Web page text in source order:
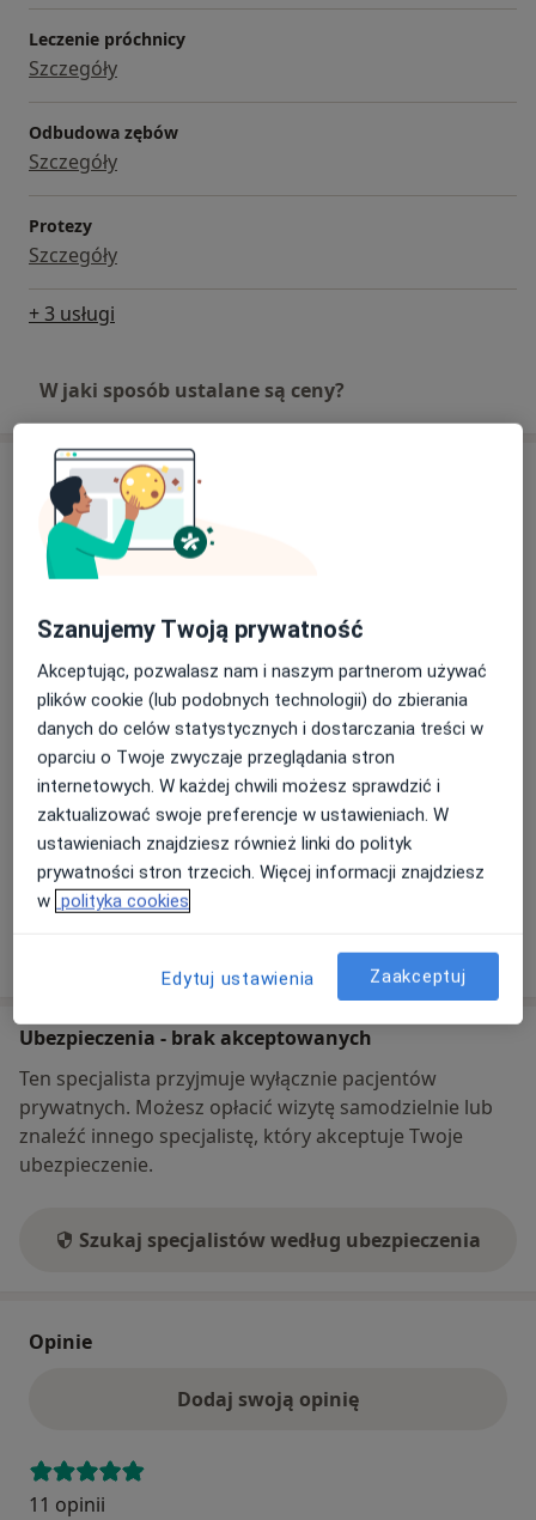
Leczenie próchnicy
Szczegóły
Odbudowa zębów
Szczegóły
Protezy
Szczegóły
+ 3 usługi
W jaki sposób ustalane są ceny?
Adresy (4)
Adres 1 Adres 2
DENTAL CLINIC
Powiększ mapęotwiera się w nowej karcie
Dostępność
W tym gabinecie nie można umawiać wizyt przez
internet
Co mam zrobić w tej sytuacji?
o adresie
Ubezpieczenia - brak akceptowanych
Ten specjalista przyjmuje wyłącznie pacjentów
prywatnych. Możesz opłacić wizytę samodzielnie lub
znaleźć innego specjalistę, który akceptuje Twoje
ubezpieczenie.
Szukaj specjalistów według ubezpieczenia
Opinie
Dodaj swoją opinię
11 opinii
Szanujemy Twoją prywatność
Akceptując, pozwalasz nam i naszym partnerom używać
plików cookie (lub podobnych technologii) do zbierania
danych do celów statystycznych i dostarczania treści w
oparciu o Twoje zwyczaje przeglądania stron
internetowych. W każdej chwili możesz sprawdzić i
zaktualizować swoje preferencje w ustawieniach. W
ustawieniach znajdziesz również linki do polityk
prywatności stron trzecich. Więcej informacji znajdziesz
w polityka cookies
Edytuj ustawienia Zaakceptuj